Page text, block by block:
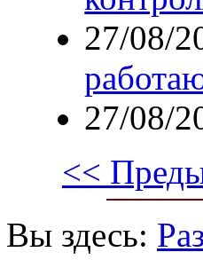
27/08/
27/08/
<<
Вы здесь: